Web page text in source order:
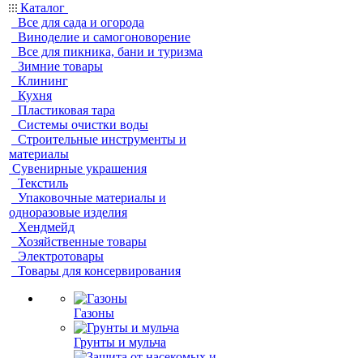
Каталог
Все для сада и огорода
Виноделие и самогоноворение
Все для пикника, бани и туризма
Зимние товары
Клининг
Кухня
Пластиковая тара
Системы очистки воды
Строительные инструменты и
материалы
Сувенирные украшения
Текстиль
Упаковочные материалы и
одноразовые изделия
Хендмейд
Хозяйственные товары
Электротовары
Товары для консервирования
Газоны
Грунты и мульча